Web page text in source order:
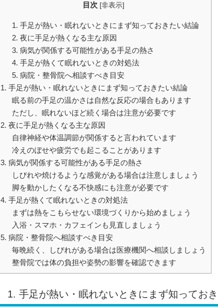
目次 [非表示]
1. 手足が熱い・眠れないときにまず知っておきたい結論
2. 夜に手足が熱くなる主な原因
3. 病気が関係する可能性がある手足の熱さ
4. 手足が熱くて眠れないときの対処法
5. 病院・整骨院へ相談すべき目安
1. 手足が熱い・眠れないときにまず知っておきたい結論
眠る前の手足の温かさは自然な反応の場合もあります
ただし、眠れないほど続く場合は注意が必要です
2. 夜に手足が熱くなる主な原因
自律神経や体温調節が関係すると言われています
冷えのぼせや疲労でも起こることがあります
3. 病気が関係する可能性がある手足の熱さ
しびれや焼けるような感覚がある場合は注意しましょう
脚を動かしたくなる不快感にも注意が必要です
4. 手足が熱くて眠れないときの対処法
まずは熱をこもらせない環境づくりから始めましょう
入浴・スマホ・カフェインも見直しましょう
5. 病院・整骨院へ相談すべき目安
毎晩続く、しびれがある場合は医療機関へ相談しましょう
整骨院では体の負担や姿勢の影響を確認できます
1. 手足が熱い・眠れないときにまず知ってお